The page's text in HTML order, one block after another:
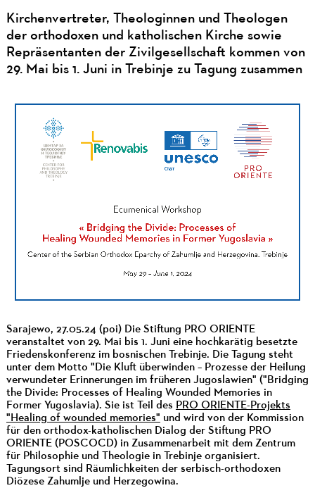
Kirchenvertreter, Theologinnen und Theologen
der orthodoxen und katholischen Kirche sowie
Repräsentanten der Zivilgesellschaft kommen von
29. Mai bis 1. Juni in Trebinje zu Tagung zusammen
Sarajewo, 27.05.24 (poi) Die Stiftung PRO ORIENTE
veranstaltet von 29. Mai bis 1. Juni eine hochkarätig besetzte
Friedenskonferenz im bosnischen Trebinje. Die Tagung steht
unter dem Motto "Die Kluft überwinden – Prozesse der Heilung
verwundeter Erinnerungen im früheren Jugoslawien" ("Bridging
the Divide: Processes of Healing Wounded Memories in
Former Yugoslavia). Sie ist Teil des PRO ORIENTE-Projekts
"Healing of wounded memories" und wird von der Kommission
für den orthodox-katholischen Dialog der Stiftung PRO
ORIENTE (POSCOCD) in Zusammenarbeit mit dem Zentrum
für Philosophie und Theologie in Trebinje organisiert.
Tagungsort sind Räumlichkeiten der serbisch-orthodoxen
Diözese Zahumlje und Herzegowina.